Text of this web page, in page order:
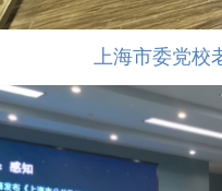
上海市委党校